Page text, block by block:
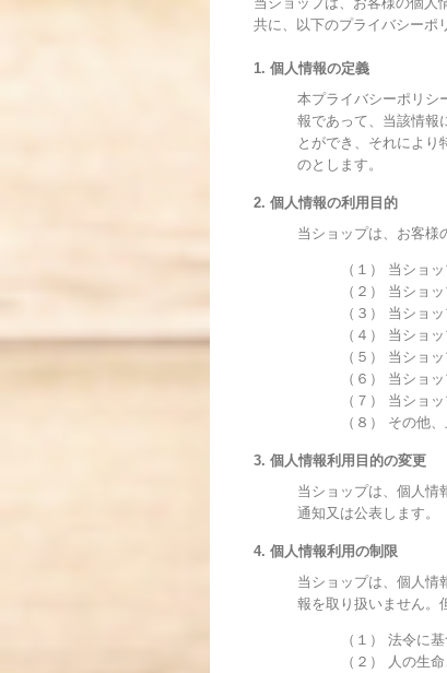
共に、以下のプライバシーポ
1. 個人情報の定義
本プライバシーポリシ
報であって、当該情報
とができ、それにより
のとします。
2. 個人情報の利用目的
当ショップは、お客様
（１） 当ショ
（２） 当ショ
（３） 当ショ
（４） 当ショ
（５） 当ショ
（６） 当ショ
（７） 当ショ
（８） その他
3. 個人情報利用目的の変更
当ショップは、個人情
通知又は公表します。
4. 個人情報利用の制限
当ショップは、個人情
報を取り扱いません。
（１） 法令に
（２） 人の生